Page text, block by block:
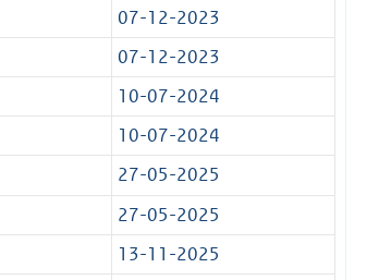
07-12-2023
07-12-2023
10-07-2024
10-07-2024
27-05-2025
27-05-2025
13-11-2025